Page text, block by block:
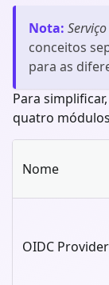
Nota:
conceitos
para as
Para
quatro
Nome
OIDC Provider